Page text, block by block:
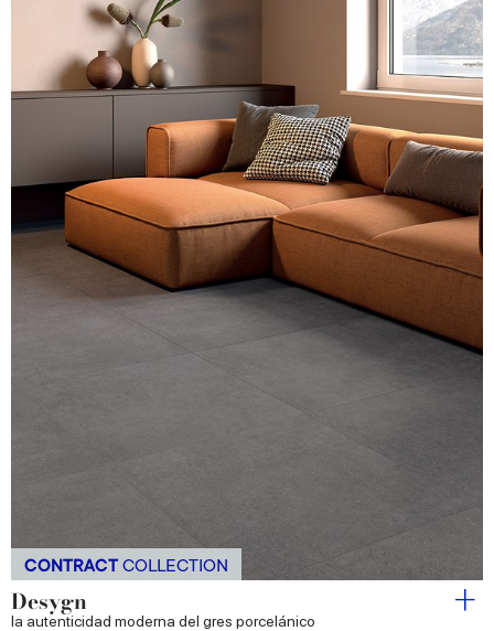
CONTRACT COLLECTION
Desygn
la autenticidad moderna del gres porcelánico